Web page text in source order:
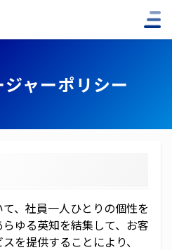
ャーポリシー
、社員一人ひとりの個性を
ゆる英知を結集して、お客
を提供することにより、